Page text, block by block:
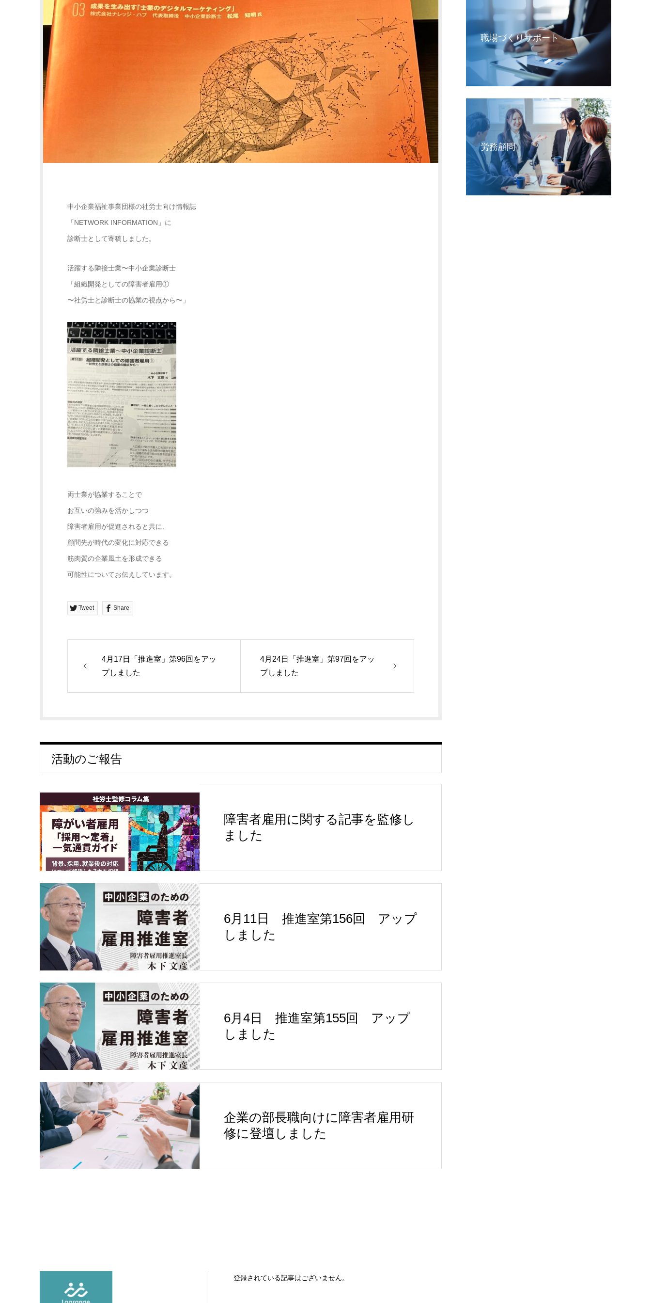
中小企業福祉事業団様の社労士向け情報誌
「NETWORK INFORMATION」に
診断士として寄稿しました。
活躍する隣接士業〜中小企業診断士
「組織開発としての障害者雇用①
〜社労士と診断士の協業の視点から〜」
両士業が協業することで
お互いの強みを活かしつつ
障害者雇用が促進されると共に、
顧問先が時代の変化に対応できる
筋肉質の企業風土を形成できる
可能性についてお伝えしています。
Tweet Share
4月17日「推進室」第96回をアッ
プしました
4月24日「推進室」第97回をアッ
プしました
活動のご報告
障害者雇用に関する記事を監修し
ました
6月11日 推進室第156回 アップ
しました
6月4日 推進室第155回 アップ
しました
企業の部長職向けに障害者雇用研
修に登壇しました
職場づくりサポート
労務顧問
登録されている記事はございません。